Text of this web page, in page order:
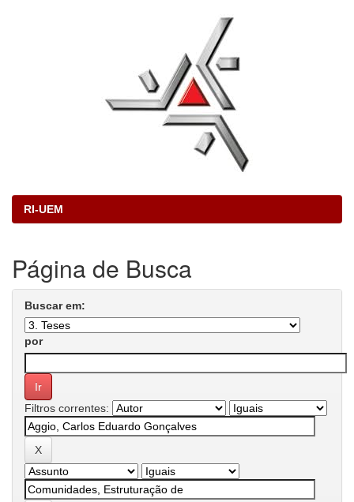
RI-UEM
Página de Busca
Buscar em:
por
Filtros correntes: